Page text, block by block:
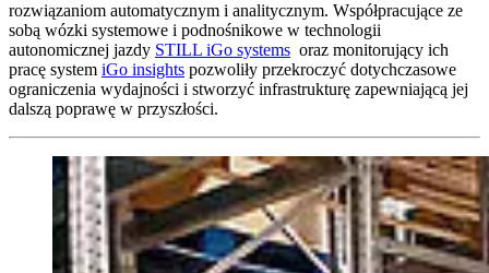
rozwiązaniom automatycznym i analitycznym. Współpracujące ze
sobą wózki systemowe i podnośnikowe w technologii
autonomicznej jazdy STILL iGo systems oraz monitorujący ich
pracę system iGo insights pozwoliły przekroczyć dotychczasowe
ograniczenia wydajności i stworzyć infrastrukturę zapewniającą jej
dalszą poprawę w przyszłości.